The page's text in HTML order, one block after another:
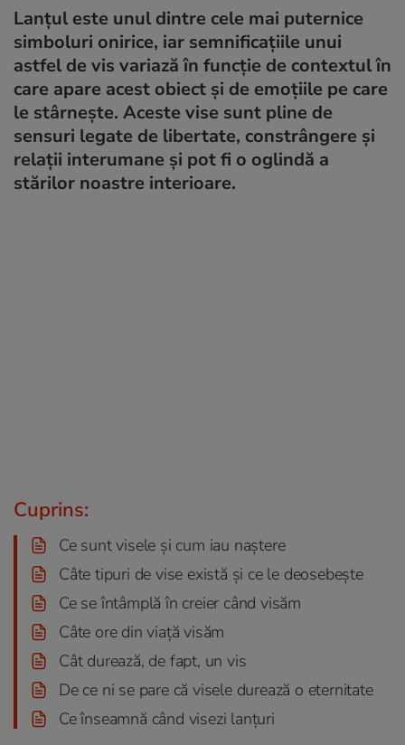
Lanțul este unul dintre cele mai puternice
simboluri onirice, iar semnificațiile unui
astfel de vis variază în funcție de contextul în
care apare acest obiect și de emoțiile pe care
le stârnește. Aceste vise sunt pline de
sensuri legate de libertate, constrângere și
relații interumane și pot fi o oglindă a
stărilor noastre interioare.
Cuprins:
Ce sunt visele și cum iau naștere
Câte tipuri de vise există și ce le deosebește
Ce se întâmplă în creier când visăm
Câte ore din viață visăm
Cât durează, de fapt, un vis
De ce ni se pare că visele durează o eternitate
Ce înseamnă când visezi lanțuri